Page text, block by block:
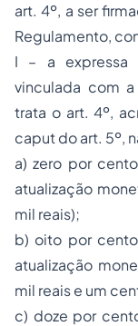
art. 4º, a ser
Regulamento,
I – a expressa
vinculada com
trata o art. 4º,
caput do art. 5º,
a) zero por
atualização
mil reais);
b) oito por
atualização
mil reais e um
c) doze por